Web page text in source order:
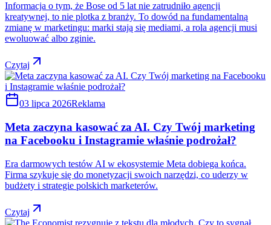
Informacja o tym, że Bose od 5 lat nie zatrudniło agencji
kreatywnej, to nie plotka z branży. To dowód na fundamentalną
zmianę w marketingu: marki stają się mediami, a rola agencji musi
ewoluować albo zginie.
Czytaj
03 lipca 2026Reklama
Meta zaczyna kasować za AI. Czy Twój marketing
na Facebooku i Instagramie właśnie podrożał?
Era darmowych testów AI w ekosystemie Meta dobiega końca.
Firma szykuje się do monetyzacji swoich narzędzi, co uderzy w
budżety i strategie polskich marketerów.
Czytaj